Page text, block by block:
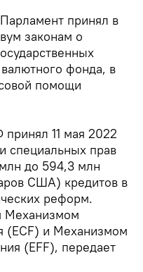
Парламент принял в
законам о
фонда, в
помощи
11 мая 2022
специальных прав
до 594,3 млн
США) кредитов в
реформ.
Механизмом
(ECF) и Механизмом
(EFF), передает